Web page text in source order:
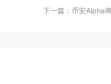
下一篇： 币安Alpha